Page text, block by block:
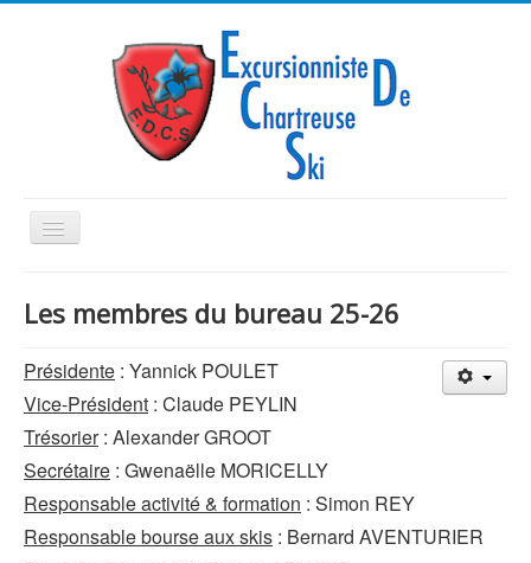
Basculer
la
Accueil
Ski de Piste/Snow
Ski de Rando
Vie du Club
Les membres du bureau 25-26
Présidente : Yannick POULET
Vice-Président : Claude PEYLIN
Trésorier: Alexander GROOT
Secrétaire : Gwenaëlle MORICELLY
Responsable activité & formation : Simon REY
Responsable bourse aux skis : Bernard AVENTURIER